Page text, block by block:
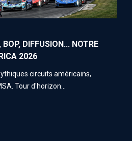
BOP, DIFFUSION... NOTRE
2026
circuits américains,
Tour d'horizon...